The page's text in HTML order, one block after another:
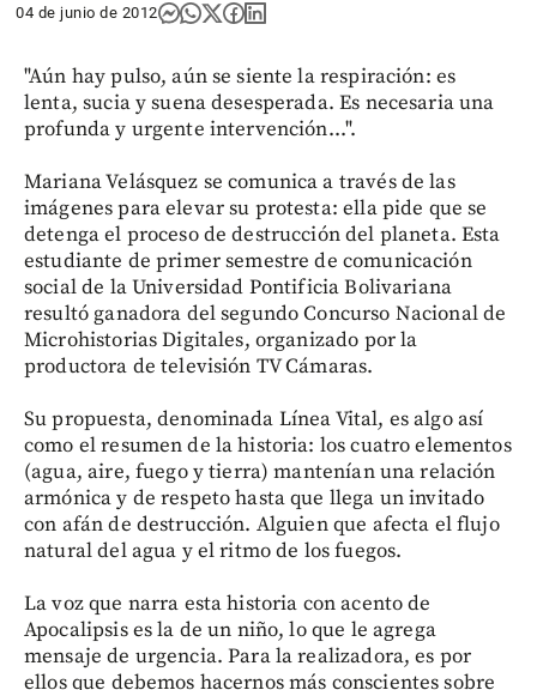
04 de junio de 2012
"Aún hay pulso, aún se siente la respiración: es
lenta, sucia y suena desesperada. Es necesaria una
profunda y urgente intervención...".
Mariana Velásquez se comunica a través de las
imágenes para elevar su protesta: ella pide que se
detenga el proceso de destrucción del planeta. Esta
estudiante de primer semestre de comunicación
social de la Universidad Pontificia Bolivariana
resultó ganadora del segundo Concurso Nacional de
Microhistorias Digitales, organizado por la
productora de televisión TV Cámaras.
Su propuesta, denominada Línea Vital, es algo así
como el resumen de la historia: los cuatro elementos
(agua, aire, fuego y tierra) mantenían una relación
armónica y de respeto hasta que llega un invitado
con afán de destrucción. Alguien que afecta el flujo
natural del agua y el ritmo de los fuegos.
La voz que narra esta historia con acento de
Apocalipsis es la de un niño, lo que le agrega
mensaje de urgencia. Para la realizadora, es por
ellos que debemos hacernos más conscientes sobre